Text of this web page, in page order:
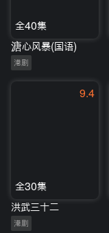
全40集
溏心风暴(国语)
港剧
9.4
全30集
洪武三十二
港剧